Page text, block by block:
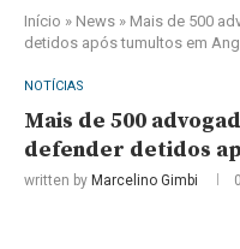
Início » News » Mais de 500
detidos após tumultos em
NOTÍCIAS
Mais de 500
defender detidos
written by Marcelino Gimbi